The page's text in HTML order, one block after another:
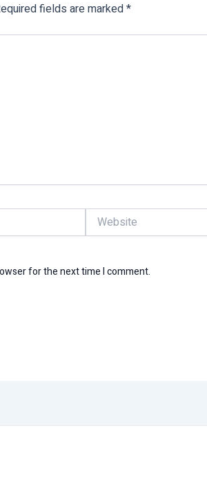
fields are marked*
Website
for the next time I comment.